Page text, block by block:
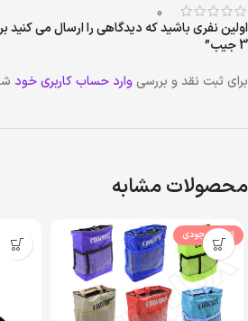
0
اولین نفری باشید که دیدگاهی را ارسال می
3 جیب”
برای ثبت نقد و بررسی وارد حساب کاربری خود
محصولات مشابه
اتمام موجودی